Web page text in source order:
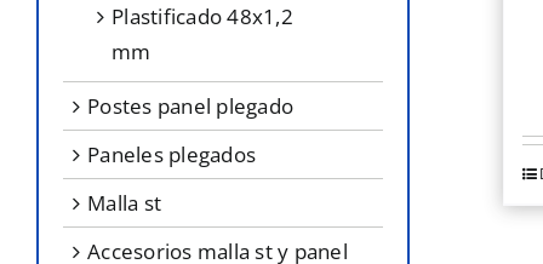
plastificado 48x1,2
mm
postes panel plegado
paneles plegados
malla st
accesorios malla st y panel